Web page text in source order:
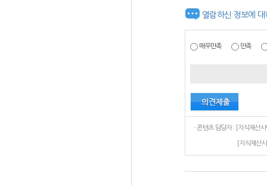
열람하신 정보에
매우만족 만족
[지식재산